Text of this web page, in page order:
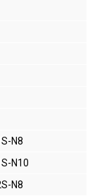
N8
N10
N8